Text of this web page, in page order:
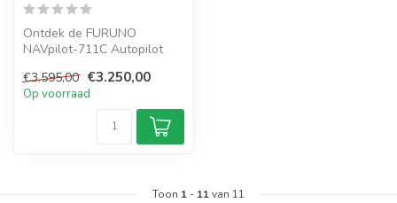
Ontdek de FURUNO
NAVpilot-711C Autopilot
zelflerende en n...
€3.595,00 €3.250,00
Op voorraad
Toon 1 - 11van 11